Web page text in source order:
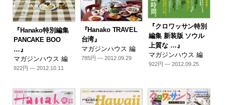
『Hanako特別編集
PANCAKE BOO
…』
マガジンハウス 編
922円 — 2012.10.11
『Hanako TRAVEL
台湾』
マガジンハウス 編
785円 — 2012.09.29
『クロワッサン特別
編集 新装版 ソウル
上質な …』
マガジンハウス 編
922円 — 2012.09.25